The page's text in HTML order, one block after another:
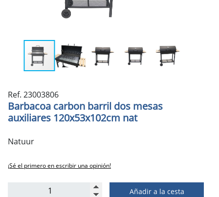
Ref. 23003806
Barbacoa carbon barril dos mesas
auxiliares 120x53x102cm nat
Natuur
¡Sé el primero en escribir una opinión!
Añadir a la cesta